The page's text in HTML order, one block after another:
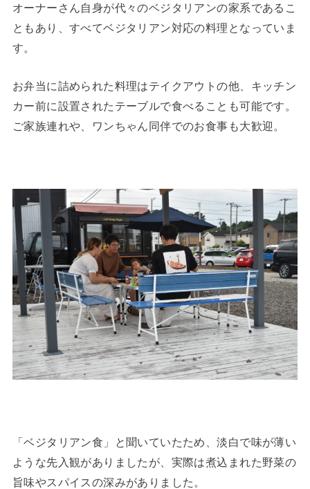
オーナーさん自身が代々のベジタリアンの家系であるこ
ともあり、すべてベジタリアン対応の料理となっていま
す。
お弁当に詰められた料理はテイクアウトの他、キッチン
カー前に設置されたテーブルで食べることも可能です。
ご家族連れや、ワンちゃん同伴でのお食事も大歓迎。
「ベジタリアン食」と聞いていたため、淡白で味が薄い
ような先入観がありましたが、実際は煮込まれた野菜の
旨味やスパイスの深みがありました。